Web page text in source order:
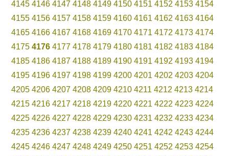
4145 4146 4147 4148 4149 4150 4151 4152 4153 4154
4155 4156 4157 4158 4159 4160 4161 4162 4163 4164
4165 4166 4167 4168 4169 4170 4171 4172 4173 4174
4175 4176 4177 4178 4179 4180 4181 4182 4183 4184
4185 4186 4187 4188 4189 4190 4191 4192 4193 4194
4195 4196 4197 4198 4199 4200 4201 4202 4203 4204
4205 4206 4207 4208 4209 4210 4211 4212 4213 4214
4215 4216 4217 4218 4219 4220 4221 4222 4223 4224
4225 4226 4227 4228 4229 4230 4231 4232 4233 4234
4235 4236 4237 4238 4239 4240 4241 4242 4243 4244
4245 4246 4247 4248 4249 4250 4251 4252 4253 4254